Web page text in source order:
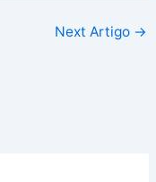
Next Artigo →